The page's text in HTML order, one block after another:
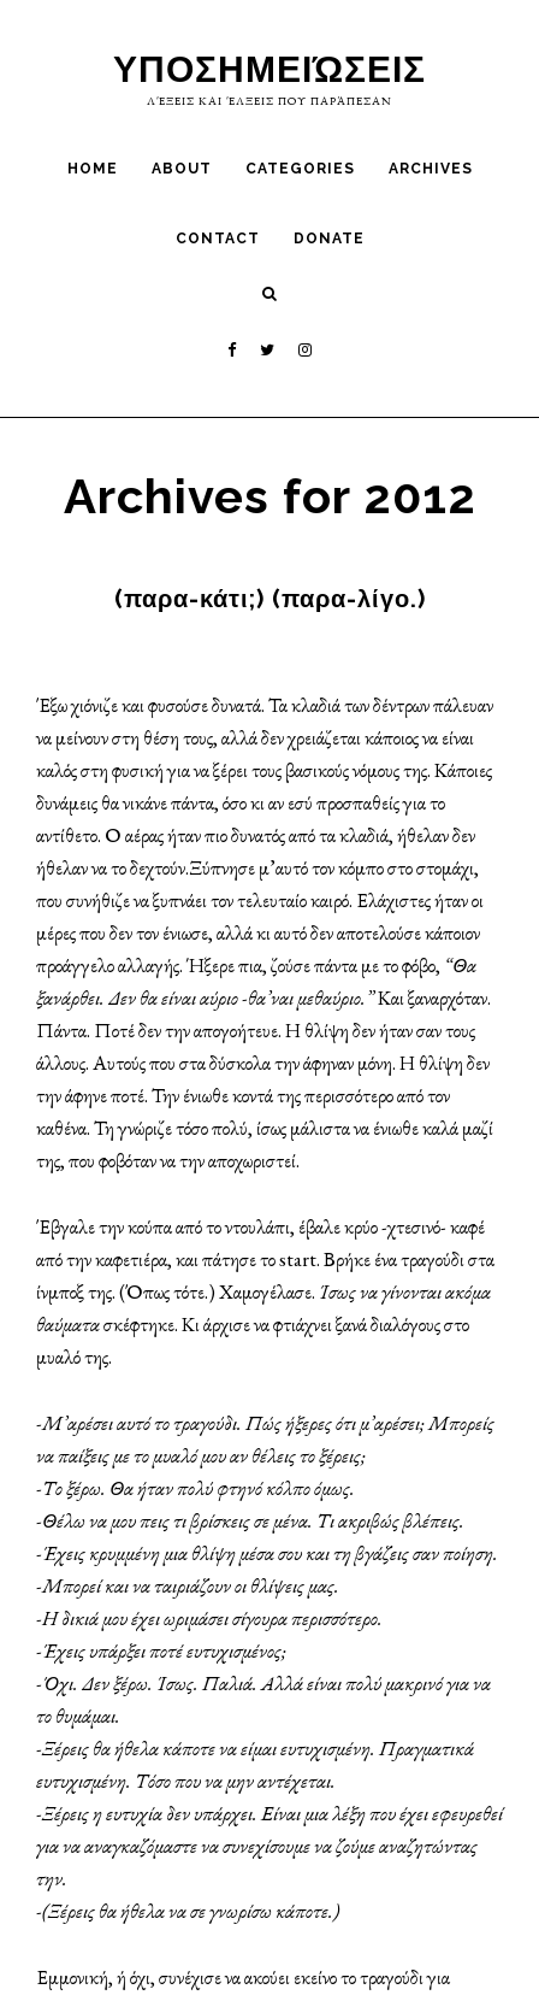
ΥΠΟΣΗΜΕΙΏΣΕΙΣ
ΛΈΞΕΙΣ ΚΑΙ ΈΛΞΕΙΣ ΠΟΥ ΠΑΡΆΠΕΣΑΝ
HOME ABOUT CATEGORIES ARCHIVES
CONTACT DONATE
Archives for 2012
(παρα-κάτι;) (παρα-λίγο.)
Έξω χιόνιζε και φυσούσε δυνατά. Τα κλαδιά των δέντρων πάλευαν
να μείνουν στη θέση τους, αλλά δεν χρειάζεται κάποιος να είναι
καλός στη φυσική για να ξέρει τους βασικούς νόμους της. Κάποιες
δυνάμεις θα νικάνε πάντα, όσο κι αν εσύ προσπαθείς για το
αντίθετο. Ο αέρας ήταν πιο δυνατός από τα κλαδιά, ήθελαν δεν
ήθελαν να το δεχτούν.Ξύπνησε μ’αυτό τον κόμπο στο στομάχι,
που συνήθιζε να ξυπνάει τον τελευταίο καιρό. Ελάχιστες ήταν οι
μέρες που δεν τον ένιωσε, αλλά κι αυτό δεν αποτελούσε κάποιον
προάγγελο αλλαγής. Ήξερε πια, ζούσε πάντα με το φόβο, “Θα
ξανάρθει. Δεν θα είναι αύριο -θα’ναι μεθαύριο.”Και ξαναρχόταν.
Πάντα. Ποτέ δεν την απογοήτευε. Η θλίψη δεν ήταν σαν τους
άλλους. Αυτούς που στα δύσκολα την άφηναν μόνη. Η θλίψη δεν
την άφηνε ποτέ. Την ένιωθε κοντά της περισσότερο από τον
καθένα. Τη γνώριζε τόσο πολύ, ίσως μάλιστα να ένιωθε καλά μαζί
της, που φοβόταν να την αποχωριστεί.
Έβγαλε την κούπα από το ντουλάπι, έβαλε κρύο -χτεσινό- καφέ
από την καφετιέρα, και πάτησε το start. Βρήκε ένα τραγούδι στα
ίνμποξ της. (Όπως τότε.) Χαμογέλασε. Ίσως να γίνονται ακόμα
θαύματασκέφτηκε. Κι άρχισε να φτιάχνει ξανά διαλόγους στο
μυαλό της.
-Μ’αρέσει αυτό το τραγούδι. Πώς ήξερες ότι μ’αρέσει; Μπορείς
να παίξεις με το μυαλό μου αν θέλεις το ξέρεις;
-Το ξέρω. Θα ήταν πολύ φτηνό κόλπο όμως.
-Θέλω να μου πεις τι βρίσκεις σε μένα. Τι ακριβώς βλέπεις.
-Έχεις κρυμμένη μια θλίψη μέσα σου και τη βγάζεις σαν ποίηση.
-Μπορεί και να ταιριάζουν οι θλίψεις μας.
-Η δικιά μου έχει ωριμάσει σίγουρα περισσότερο.
-Έχεις υπάρξει ποτέ ευτυχισμένος;
-Όχι. Δεν ξέρω. Ίσως. Παλιά. Αλλά είναι πολύ μακρινό για να
το θυμάμαι.
-Ξέρεις θα ήθελα κάποτε να είμαι ευτυχισμένη. Πραγματικά
ευτυχισμένη. Τόσο που να μην αντέχεται.
-Ξέρεις η ευτυχία δεν υπάρχει. Είναι μια λέξη που έχει εφευρεθεί
για να αναγκαζόμαστε να συνεχίσουμε να ζούμε αναζητώντας
την.
-(Ξέρεις θα ήθελα να σε γνωρίσω κάποτε.)
Εμμονική, ή όχι, συνέχισε να ακούει εκείνο το τραγούδι για